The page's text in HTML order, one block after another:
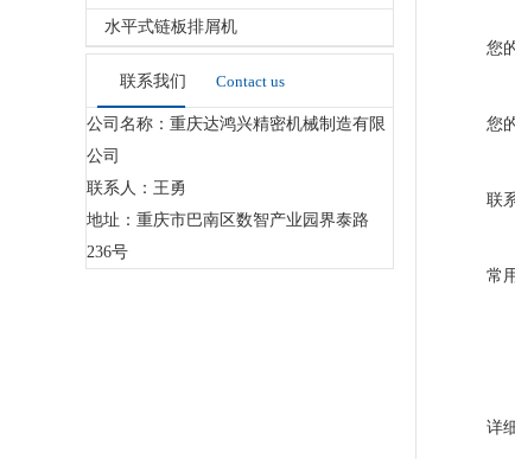
水平式链板排屑机
联系我们 Contact us
公司名称：重庆达鸿兴精密机械制造有限
公司
联系人：王勇
地址：重庆市巴南区数智产业园界泰路
236号
您
您
联
常
详